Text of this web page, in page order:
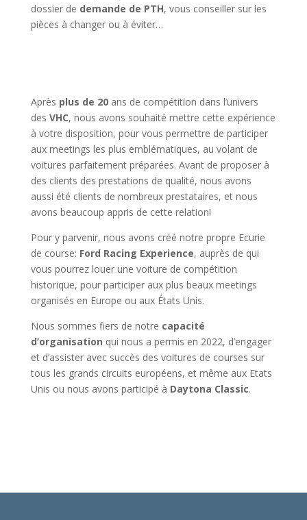
dossier de demande de PTH, vous conseiller sur les
pièces à changer ou à éviter…
Après plus de 20ans de compétition dans l’univers
des VHC, nous avons souhaité mettre cette expérience
à votre disposition, pour vous permettre de participer
aux meetings les plus emblématiques, au volant de
voitures parfaitement préparées. Avant de proposer à
des clients des prestations de qualité, nous avons
aussi été clients de nombreux prestataires, et nous
avons beaucoup appris de cette relation!
Pour y parvenir, nous avons créé notre propre Ecurie
de course: Ford Racing Experience, auprès de qui
vous pourrez louer une voiture de compétition
historique, pour participer aux plus beaux meetings
organisés en Europe ou aux États Unis.
Nous sommes fiers de notre capacité
d’organisation qui nous a permis en 2022, d’engager
et d’assister avec succès des voitures de courses sur
tous les grands circuits européens, et même aux Etats
Unis ou nous avons participé à Daytona Classic.